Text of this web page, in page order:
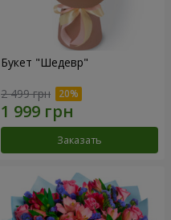
Букет "Шедевр"
2 499 грн
Заказать